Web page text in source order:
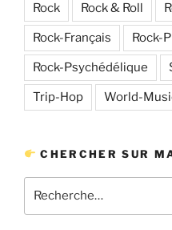
Rock Rock & Roll
Rock-Français Rock-
Rock-Psychédélique
Trip-Hop World-
CHERCHER SUR
pour